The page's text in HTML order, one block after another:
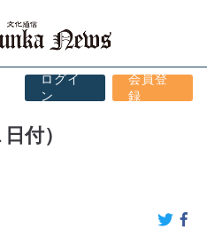
ログイ
ン
会員登
録
付）